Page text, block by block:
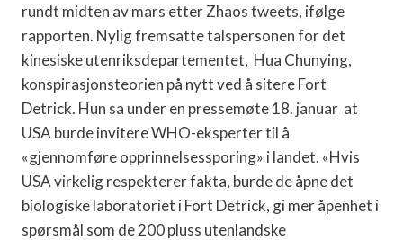
rundt midten av mars etter Zhaos tweets, ifølge
rapporten. Nylig fremsatte talspersonen for det
kinesiske utenriksdepartementet, Hua Chunying,
konspirasjonsteorien på nytt ved å sitere Fort
Detrick. Hun sa under en pressemøte 18. januar at
USA burde invitere WHO-eksperter til å
«gjennomføre opprinnelsessporing» i landet. «Hvis
USA virkelig respekterer fakta, burde de åpne det
biologiske laboratoriet i Fort Detrick, gi mer åpenhet i
spørsmål som de 200 pluss utenlandske